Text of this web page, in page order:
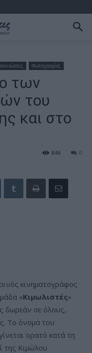
Φωτογραφίες
των
του
και στο
0
846
κινηματογράφος
«Κιμωλιστές»
δωρεάν σε όλους,
Το όνομα του
ορατό κατά τη
της Κιμώλου